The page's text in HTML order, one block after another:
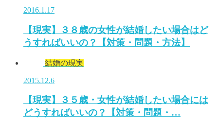
2016.1.17
【現実】３８歳の女性が結婚したい場合はど
うすればいいの？【対策・問題・方法】
結婚の現実
2015.12.6
【現実】３５歳・女性が結婚したい場合には
どうすればいいの？【対策・問題・…